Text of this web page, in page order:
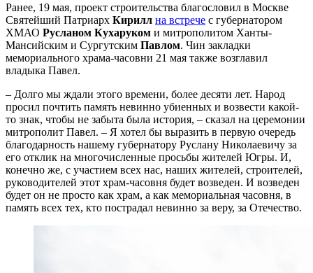
Ранее, 19 мая, проект строительства благословил в Москве
Святейший Патриарх Кирилл на встрече с губернатором
ХМАО Русланом Кухаруком и митрополитом Ханты-
Мансийским и Сургутским Павлом. Чин закладки
мемориального храма-часовни 21 мая также возглавил
владыка Павел.
– Долго мы ждали этого времени, более десяти лет. Народ
просил почтить память невинно убиенных и возвести какой-
то знак, чтобы не забыта была история, – сказал на церемонии
митрополит Павел. – Я хотел бы выразить в первую очередь
благодарность нашему губернатору Руслану Николаевичу за
его отклик на многочисленные просьбы жителей Югры. И,
конечно же, с участием всех нас, наших жителей, строителей,
руководителей этот храм-часовня будет возведен. И возведен
будет он не просто как храм, а как мемориальная часовня, в
память всех тех, кто пострадал невинно за веру, за Отечество.